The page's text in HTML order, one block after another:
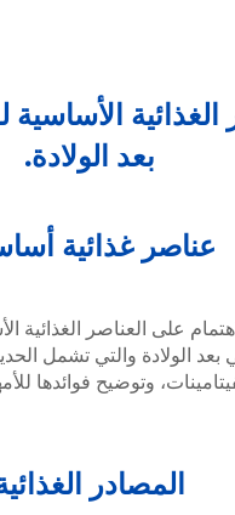
الغذائية
بعد الولادة.
عناصر غذائية
على العناصر الغذائية
بعد الولادة والتي تشمل
وتوضيح فوائدها
المصادر